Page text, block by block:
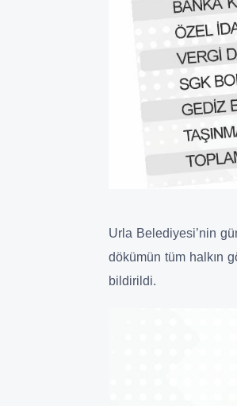
Urla Belediyesi’nin
dökümün tüm halkın
bildirildi.